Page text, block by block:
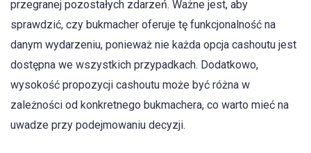
przegranej pozostałych zdarzeń. Ważne jest, aby
sprawdzić, czy bukmacher oferuje tę funkcjonalność na
danym wydarzeniu, ponieważ nie każda opcja cashoutu jest
dostępna we wszystkich przypadkach. Dodatkowo,
wysokość propozycji cashoutu może być różna w
zależności od konkretnego bukmachera, co warto mieć na
uwadze przy podejmowaniu decyzji.